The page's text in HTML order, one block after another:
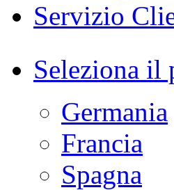
Servizio
Seleziona il
Germania
Francia
Spagna